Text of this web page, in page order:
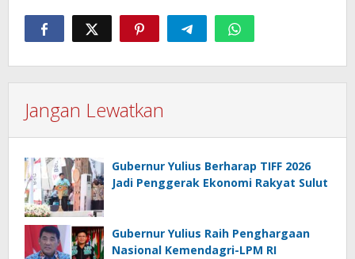
Jangan Lewatkan
Gubernur Yulius Berharap TIFF 2026
Jadi Penggerak Ekonomi Rakyat Sulut
Gubernur Yulius Raih Penghargaan
Nasional Kemendagri-LPM RI